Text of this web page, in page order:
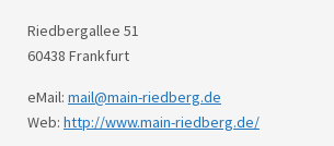
Riedbergallee 51
60438 Frankfurt
eMail: mail@main-riedberg.de
Web: http://www.main-riedberg.de/